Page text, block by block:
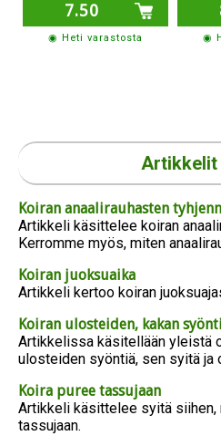
7.50
◉ Heti varastosta ◉
Artikkelit
Koiran anaalirauhasten
Artikkeli käsittelee koiran
Kerromme myös, miten
Koiran juoksuaika
Artikkeli kertoo koiran
Koiran ulosteiden, kakan
Artikkelissa käsitellään yleistä
ulosteiden syöntiä, sen syitä ja
Koira puree tassujaan
Artikkeli käsittelee syitä
tassujaan.